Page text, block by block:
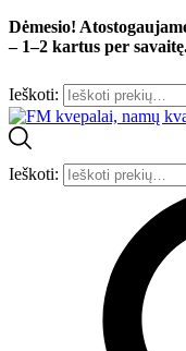
Dėmesio!
– 1–2 kartus per
Ieškoti:
Ieškoti: